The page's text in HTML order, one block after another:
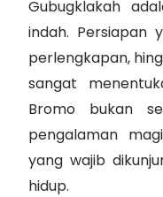
Gubugklakah
indah. Persiapan
perlengkapan,
sangat
Bromo bukan
pengalaman
yang wajib
hidup.